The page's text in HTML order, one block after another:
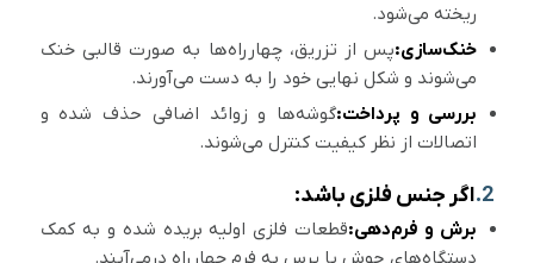
ریخته می‌شود.
خنک‌سازی:پس از تزریق، چهارراه‌ها به صورت قالبی خنک
می‌شوند و شکل نهایی خود را به دست می‌آورند.
بررسی و پرداخت:گوشه‌ها و زوائد اضافی حذف شده و
اتصالات از نظر کیفیت کنترل می‌شوند.
2. اگر جنس فلزی باشد:
برش و فرم‌دهی:قطعات فلزی اولیه بریده شده و به کمک
دستگاه‌های جوش یا پرس به فرم چهارراه درمی‌آیند.